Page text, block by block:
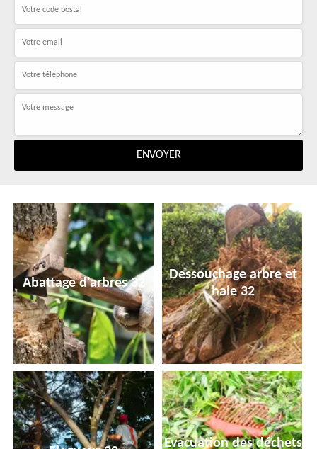
Abattage d'arbres 32
Dessouchage arbre et
haie 32
Evacuation des déchets